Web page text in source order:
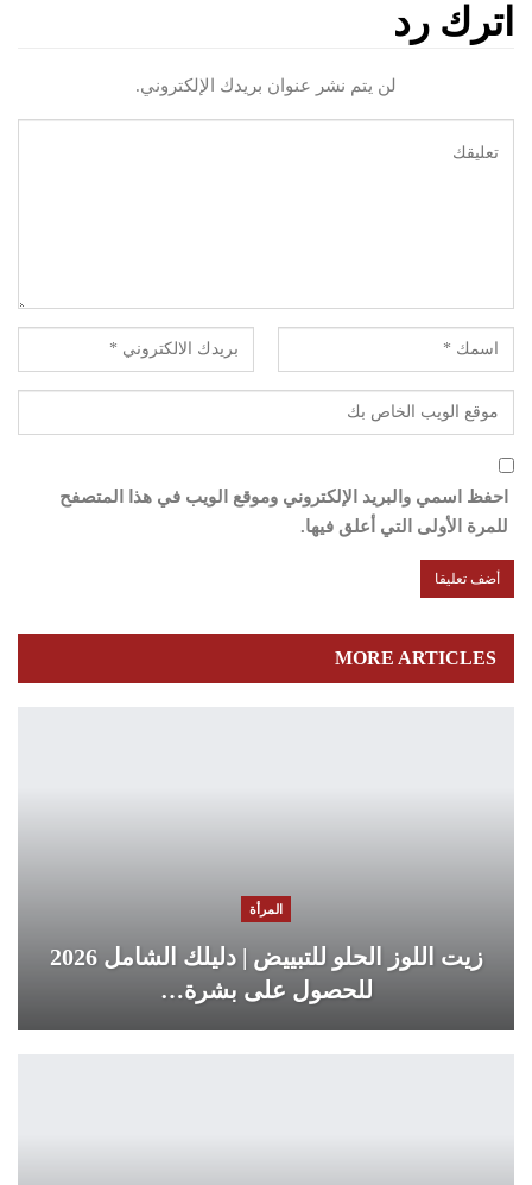
اترك رد
لن يتم نشر عنوان بريدك الإلكتروني.
احفظ اسمي والبريد الإلكتروني وموقع الويب في هذا المتصفح
للمرة الأولى التي أعلق فيها.
MORE ARTICLES
المرأة
زيت اللوز الحلو للتبييض | دليلك الشامل 2026
للحصول على بشرة…